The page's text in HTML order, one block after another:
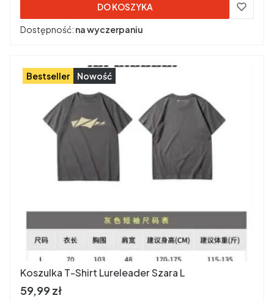
DO KOSZYKA
Dostępność: na wyczerpaniu
Bestseller Nowość
Koszulka T-Shirt Lureleader Szara L
Cena brutto
59,99 zł